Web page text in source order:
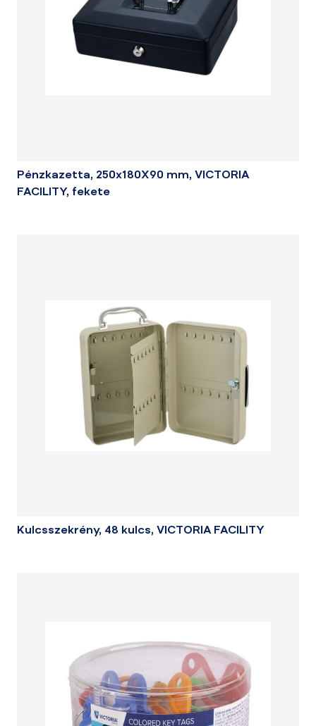
Pénzkazetta, 250x180X90 mm, VICTORIA
FACILITY, fekete
Kulcsszekrény, 48 kulcs, VICTORIA FACILITY